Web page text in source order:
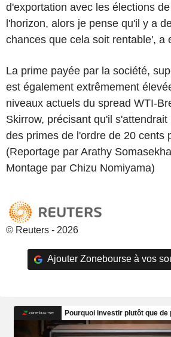
d'exportation avec les élections
l'horizon, alors je pense qu'il y a
chances que cela soit rentable', a
La prime payée par la société,
est également extrêmement
niveaux actuels du spread WTI-
Skirrow, précisant qu'il
des primes de l'ordre de 20 cents
(Reportage par Arathy
Montage par Chizu Nomiyama)
© Reuters - 2026
Ajouter Zonebourse à vos